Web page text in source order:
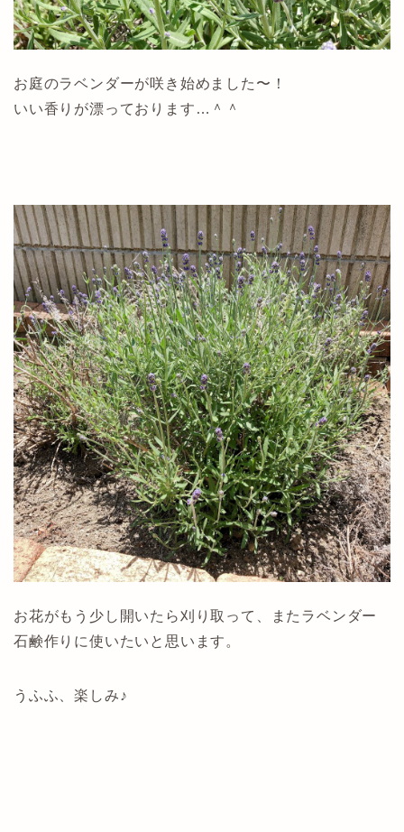
お庭のラベンダーが咲き始めました〜！
いい香りが漂っております…＾＾
お花がもう少し開いたら刈り取って、またラベンダー
石鹸作りに使いたいと思います。
うふふ、楽しみ♪